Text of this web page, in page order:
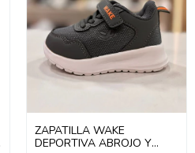
ZAPATILLA WAKE
DEPORTIVA ABROJO Y